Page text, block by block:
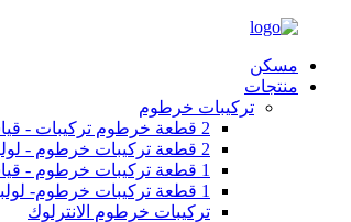
مسكن
منتجات
تركيبات خرطوم
2 قطعة خرطوم تركيبات - قياسي
2 قطعة تركيبات خرطوم - لولبية
1 قطعة تركيبات خرطوم - قياسي
1 قطعة تركيبات خرطوم- لولبية
تركيبات خرطوم الانترلوك